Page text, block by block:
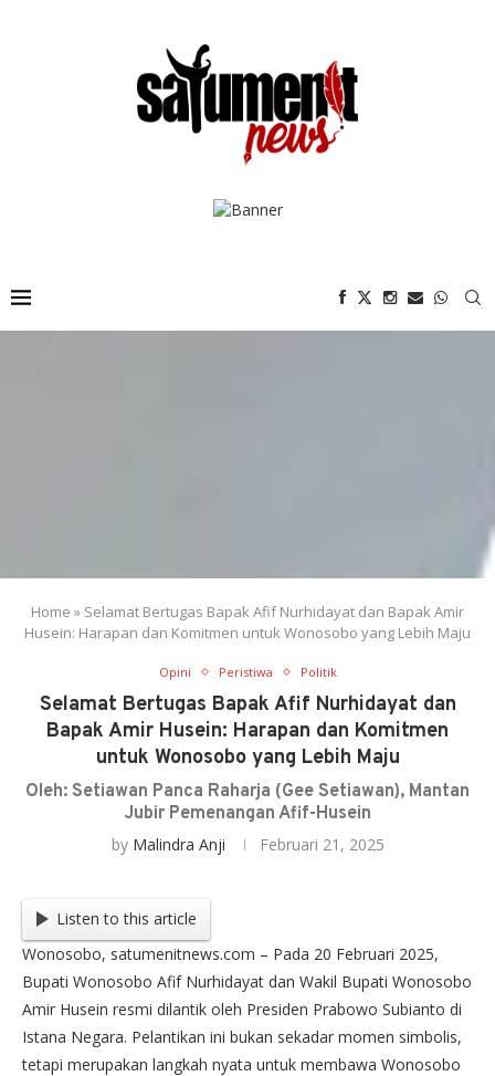
Home » Selamat Bertugas Bapak Afif Nurhidayat dan Bapak Amir
Husein: Harapan dan Komitmen untuk Wonosobo yang Lebih Maju
Opini Peristiwa Politik
Selamat Bertugas Bapak Afif Nurhidayat dan
Bapak Amir Husein: Harapan dan Komitmen
untuk Wonosobo yang Lebih Maju
Oleh: Setiawan Panca Raharja (Gee Setiawan), Mantan
Jubir Pemenangan Afif-Husein
by Malindra Anji Februari 21, 2025
Listen to this article
Wonosobo, satumenitnews.com – Pada 20 Februari 2025,
Bupati Wonosobo Afif Nurhidayat dan Wakil Bupati Wonosobo
Amir Husein resmi dilantik oleh Presiden Prabowo Subianto di
Istana Negara. Pelantikan ini bukan sekadar momen simbolis,
tetapi merupakan langkah nyata untuk membawa Wonosobo